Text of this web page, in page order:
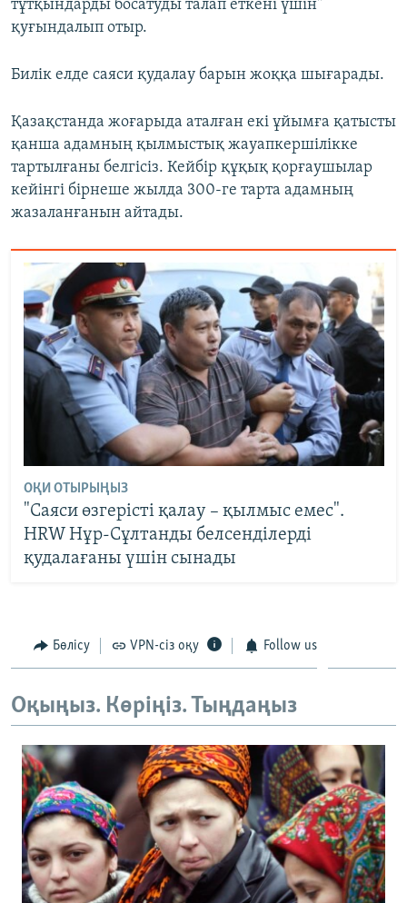
тұтқындарды босатуды талап еткені үшін"
қуғындалып отыр.
Билік елде саяси қудалау барын жоққа шығарады.
Қазақстанда жоғарыда аталған екі ұйымға қатысты
қанша адамның қылмыстық жауапкершілікке
тартылғаны белгісіз. Кейбір құқық қорғаушылар
кейінгі бірнеше жылда 300-ге тарта адамның
жазаланғанын айтады.
ОҚИ ОТЫРЫҢЫЗ
"Саяси өзгерісті қалау – қылмыс емес".
HRW Нұр-Сұлтанды белсенділерді
қудалағаны үшін сынады
Бөлісу VPN-сіз оқу Follow us
Оқыңыз. Көріңіз. Тыңдаңыз